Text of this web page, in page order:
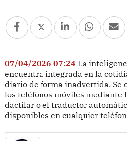
07/04/2026 07:24 La
encuentra integrada en la
diario de forma inadvertida. Se
los teléfonos móviles mediante
dactilar o el traductor
disponibles en cualquier